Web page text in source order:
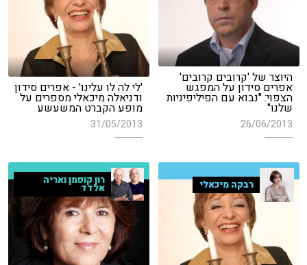
היוצר של 'קרובים קרובים'
אפרים סידון על המפגש
הצפוי: "נבוא עם הפיליפיניות
שלנו"
26/06/2013
'לי לה לו עלינו' - אפרים סידון
ודניאלה מיכאלי מספרים על
מופע הקברט המשעשע
31/05/2013
רבקה מיכאלי רון קופמן ואריה
אלדד